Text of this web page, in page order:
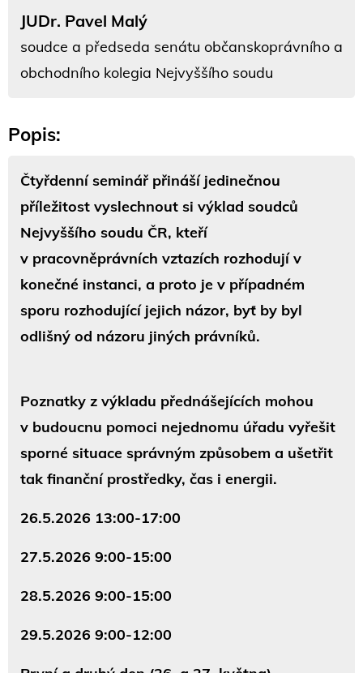
JUDr. Pavel Malý
soudce a předseda senátu občanskoprávního a
obchodního kolegia Nejvyššího soudu
Popis:
Čtyřdenní seminář přináší jedinečnou
příležitost vyslechnout si výklad soudců
Nejvyššího soudu ČR, kteří
v pracovněprávních vztazích rozhodují v
konečné instanci, a proto je v případném
sporu rozhodující jejich názor, byť by byl
odlišný od názoru jiných právníků.
Poznatky z výkladu přednášejících mohou
v budoucnu pomoci nejednomu úřadu vyřešit
sporné situace správným způsobem a ušetřit
tak finanční prostředky, čas i energii.
26.5.2026 13:00-17:00
27.5.2026 9:00-15:00
28.5.2026 9:00-15:00
29.5.2026 9:00-12:00